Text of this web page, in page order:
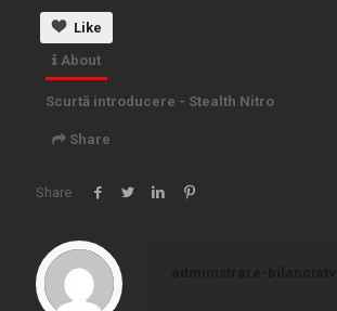
Like
About
Scurtă introducere - Stealth Nitro
Share
Embed
<iframe src="https://www.bilancia.tv/wp-
Share